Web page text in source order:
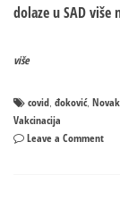
dolaze u SAD više
više
covid, đoković,
Vakcinacija
Leave a Commenton